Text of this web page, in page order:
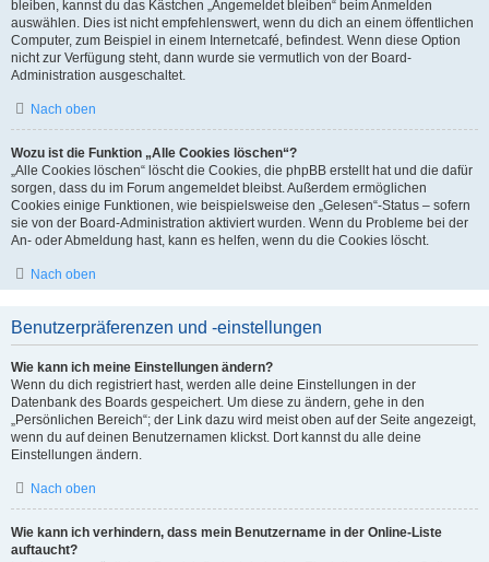
bleiben, kannst du das Kästchen „Angemeldet bleiben“ beim Anmelden
auswählen. Dies ist nicht empfehlenswert, wenn du dich an einem öffentlichen
Computer, zum Beispiel in einem Internetcafé, befindest. Wenn diese Option
nicht zur Verfügung steht, dann wurde sie vermutlich von der Board-
Administration ausgeschaltet.
Nach oben
Wozu ist die Funktion „Alle Cookies löschen“?
„Alle Cookies löschen“ löscht die Cookies, die phpBB erstellt hat und die dafür
sorgen, dass du im Forum angemeldet bleibst. Außerdem ermöglichen
Cookies einige Funktionen, wie beispielsweise den „Gelesen“-Status – sofern
sie von der Board-Administration aktiviert wurden. Wenn du Probleme bei der
An- oder Abmeldung hast, kann es helfen, wenn du die Cookies löscht.
Nach oben
Benutzerpräferenzen und -einstellungen
Wie kann ich meine Einstellungen ändern?
Wenn du dich registriert hast, werden alle deine Einstellungen in der
Datenbank des Boards gespeichert. Um diese zu ändern, gehe in den
„Persönlichen Bereich“; der Link dazu wird meist oben auf der Seite angezeigt,
wenn du auf deinen Benutzernamen klickst. Dort kannst du alle deine
Einstellungen ändern.
Nach oben
Wie kann ich verhindern, dass mein Benutzername in der Online-Liste
auftaucht?